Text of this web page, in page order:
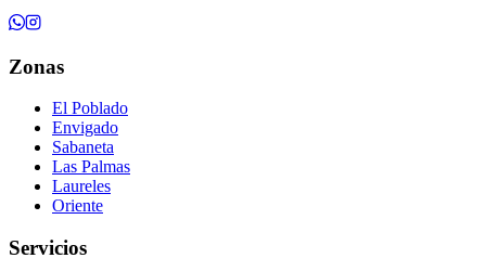
Zonas
El Poblado
Envigado
Sabaneta
Las Palmas
Laureles
Oriente
Servicios